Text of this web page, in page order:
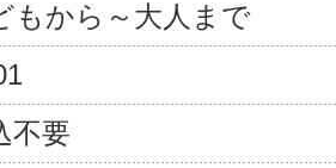
もから～大人まで
不要